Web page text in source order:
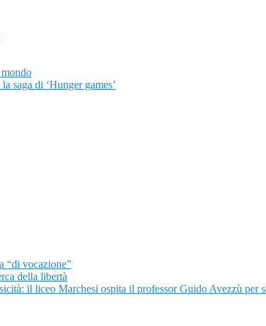
saga di ‘Hunger games’
“di vocazione”
della libertà
il liceo Marchesi ospita il professor Guido Avezzù per